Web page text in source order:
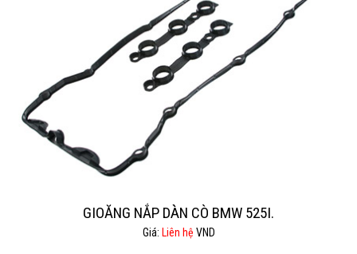
GIOĂNG NẮP DÀN CÒ BMW 525I.
Giá: Liên hệ VND